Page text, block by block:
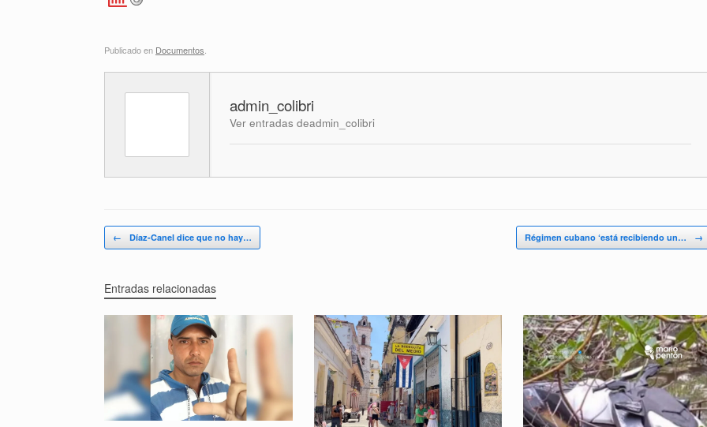
Publicado en Documentos
admin_colibri
Ver entradas deadmin_colibri
Navegador de artículos
← Díaz-Canel dice que no hay… Régimen cubano ‘está recibiendo un… →
Entradas relacionadas